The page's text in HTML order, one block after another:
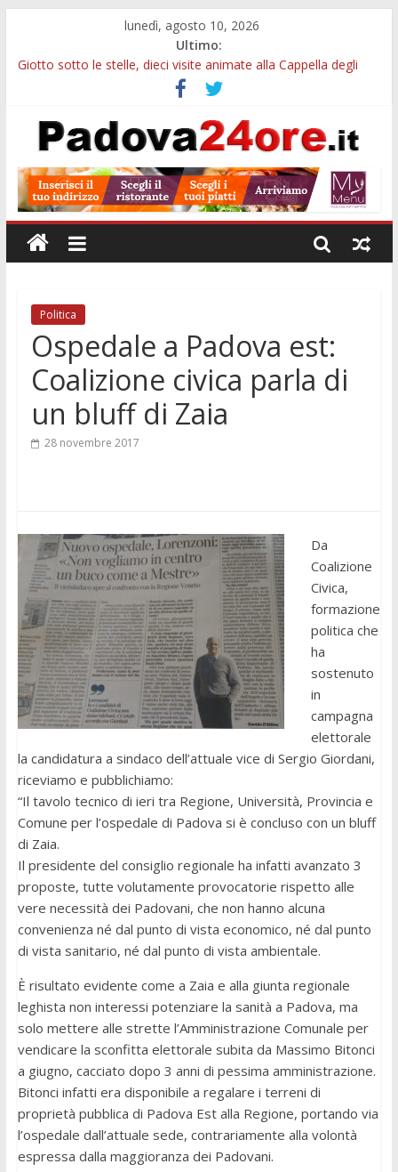
lunedì, agosto 10, 2026
Ultimo:
Giotto sotto le stelle, dieci visite animate alla Cappella degli
Notizie di Padova alle ore 23: borse Eni, musei gratuiti e
scadenze universitarie
Concorso Claudio Scimone, 14mila euro ai giovani musicisti:
Gemellaggi internazionali, 100mila euro ai Comuni veneti:
domande entro il 7 settembre
Alloggi ESU Padova 2026-2027: requisiti, scadenze e domanda
per ottenere un posto letto
Politica
Ospedale a Padova est:
Coalizione civica parla di
un bluff di Zaia
28 novembre 2017
Da
Coalizione
Civica,
formazione
politica che
ha
sostenuto
in
campagna
elettorale
la candidatura a sindaco dell’attuale vice di Sergio Giordani,
riceviamo e pubblichiamo:
“Il tavolo tecnico di ieri tra Regione, Università, Provincia e
Comune per l’ospedale di Padova si è concluso con un bluff
di Zaia.
Il presidente del consiglio regionale ha infatti avanzato 3
proposte, tutte volutamente provocatorie rispetto alle
vere necessità dei Padovani, che non hanno alcuna
convenienza né dal punto di vista economico, né dal punto
di vista sanitario, né dal punto di vista ambientale.
È risultato evidente come a Zaia e alla giunta regionale
leghista non interessi potenziare la sanità a Padova, ma
solo mettere alle strette l’Amministrazione Comunale per
vendicare la sconfitta elettorale subita da Massimo Bitonci
a giugno, cacciato dopo 3 anni di pessima amministrazione.
Bitonci infatti era disponibile a regalare i terreni di
proprietà pubblica di Padova Est alla Regione, portando via
l’ospedale dall’attuale sede, contrariamente alla volontà
espressa dalla maggioranza dei Padovani.